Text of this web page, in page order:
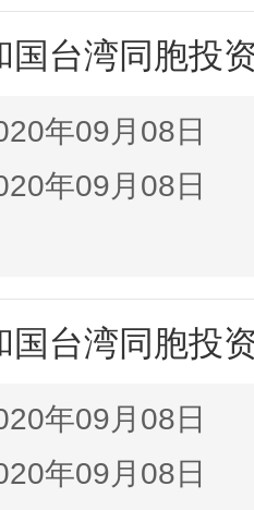
国台湾同胞投
年09月08日
年09月08日
国台湾同胞投
年09月08日
年09月08日